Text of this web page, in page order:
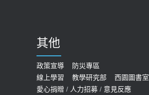
預約
2022-01-07
其他
政策宣導
防災專區
線上學習
教學研究部
西園圖書室
愛心捐贈 / 人力招募 / 意見反應